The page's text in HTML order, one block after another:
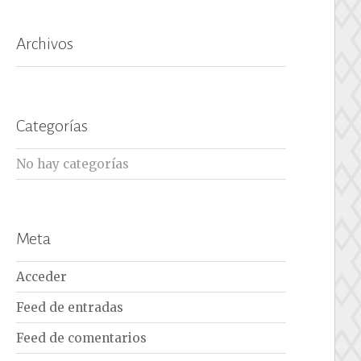
Archivos
Categorías
No hay categorías
Meta
Acceder
Feed de entradas
Feed de comentarios